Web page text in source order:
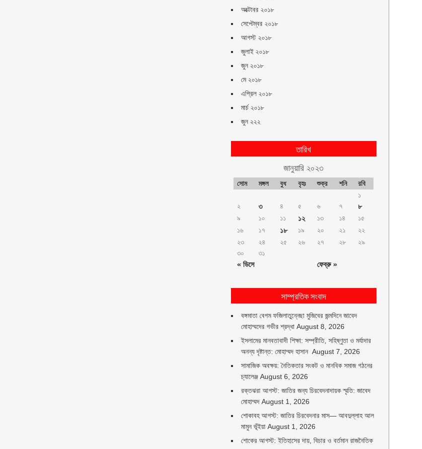
অক্টোবর ২০১৮
সেপ্টেম্বর ২০১৮
আগস্ট ২০১৮
জুলাই ২০১৮
জুন ২০১৮
মে ২০১৮
এপ্রিল ২০১৮
মার্চ ২০১৮
জুন ২২২
তারিখ
জানুয়ারি ২০২৩
সোম মঙ্গল বুধ বৃহঃ শুক্র শনি রবি
« ডিসে ফেব্রু »
১
২
৩ ৪ ৫ ৬ ৭ ৮
৯ ১০ ১১ ১২ ১৩ ১৪
১৫
১৬
১৭ ১৮ ১৯ ২০ ২১
২২
২৩
২৪ ২৫ ২৬ ২৭ ২৮
২৯
৩০
৩১
সাম্প্রতিক সংবাদ
বঙ্গমাতা বেগম ফজিলাতুন্নেছা মুজিবের জন্মদিনে জাবেদ
মোহাম্মদের গভীর শ্রদ্ধা August 8, 2026
ইসলামের মানবতাবাদী শিক্ষা: সম্প্রীতি, সহিষ্ণুতা ও মর্যাদার
অনন্য দৃষ্টান্ত: মোহাম্মদ হাসান August 7, 2026
সামাজিক অবক্ষয়: নৈতিকতার সংকট ও মানবিক সমাজ গঠনের
চ্যালেঞ্জ August 6, 2026
রক্তঝরা আগস্ট: জাতির জন্য চিরবেদনাদায়ক স্মৃতি: জাবেদ
মোহাম্মদ August 1, 2026
শোকাবহ আগস্ট: জাতির চিরবেদনার মাস— আবদুল্লাহ আল
মামুন ভূঁইয়া August 1, 2026
শোকের আগস্ট: ইতিহাসের দায়, বিচার ও বর্তমান রাজনৈতিক